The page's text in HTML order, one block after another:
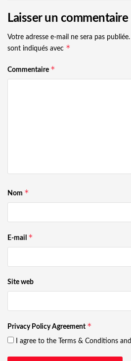
Laisser un commentaire
Votre adresse e-mail ne sera pas publiée.
sont indiqués avec *
Commentaire *
Nom *
E-mail *
Site web
Privacy Policy Agreement *
I agree to the Terms & Conditions and